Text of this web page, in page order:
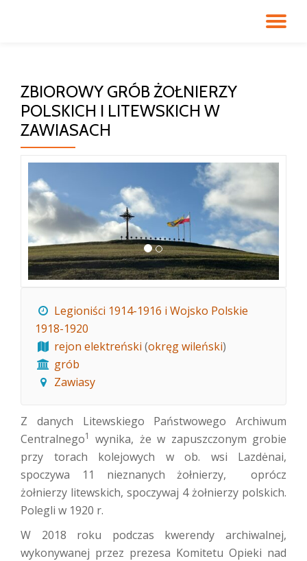
ZBIOROWY GRÓB ŻOŁNIERZY
POLSKICH I LITEWSKICH W
ZAWIASACH
Legioniści 1914-1916 i Wojsko Polskie
1918-1920
rejon elektreński (okręg wileński)
grób
Zawiasy
Z danych Litewskiego Państwowego Archiwum
Centralnego1
wynika, że w zapuszczonym grobie
przy torach kolejowych w ob. wsi Lazdėnai,
spoczywa 11 nieznanych żołnierzy, oprócz
żołnierzy litewskich, spoczywaj 4 żołnierzy polskich.
Polegli w 1920 r.
W 2018 roku podczas kwerendy archiwalnej,
wykonywanej przez prezesa Komitetu Opieki nad